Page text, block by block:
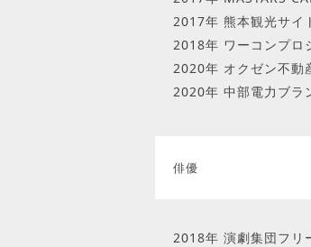
2017年 熊本観光サイ
2018年 ワーコンプロ
2020年 オクゼン不動
2020年 中部電力ブラ
俳優
2018年 演劇集団フ